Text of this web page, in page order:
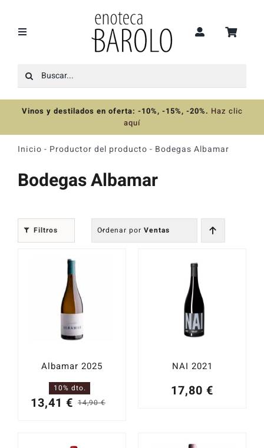
contenido
Toggle
Recomendaciones
Ofertas
Destilados
Catas y Actividades
Buscar:
Vinos y destilados en oferta: -10%, -15%, -20%. Haz clic
aquí
Inicio - Productor del producto - Bodegas Albamar
Bodegas Albamar
Filtros Ordenar por Ventas
Albamar 2025
14,90€El
13,41€
El
10% dto.
NAI 2021
17,80 €